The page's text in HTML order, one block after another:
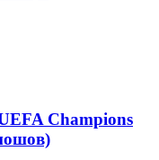
Champions